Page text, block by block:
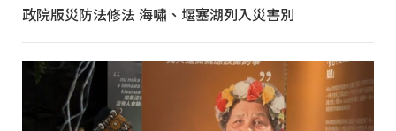
政院版災防法修法 海嘯、堰塞湖列入災害別